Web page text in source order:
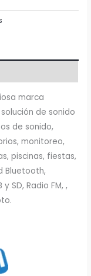
marca
de sonido
de sonido,
monitoreo,
piscinas, fiestas,
Bluetooth,
SD, Radio FM, ,